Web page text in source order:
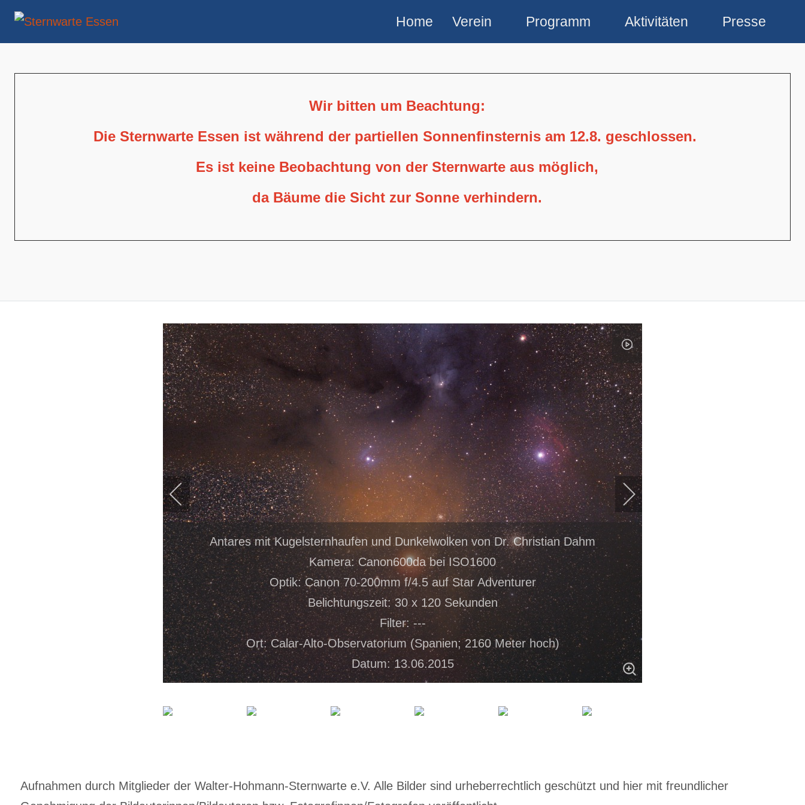
Home Verein Programm Aktivitäten Presse
Wir bitten um Beachtung:
Die Sternwarte Essen ist während der partiellen Sonnenfinsternis am 12.8. geschlossen.
Es ist keine Beobachtung von der Sternwarte aus möglich,
da Bäume die Sicht zur Sonne verhindern.
Antares mit Kugelsternhaufen und Dunkelwolken von Dr. Christian Dahm
Kamera: Canon600da bei ISO1600
Optik: Canon 70-200mm f/4.5 auf Star Adventurer
Belichtungszeit: 30 x 120 Sekunden
Filter: ---
Ort: Calar-Alto-Observatorium (Spanien; 2160 Meter hoch)
Datum: 13.06.2015
Aufnahmen durch Mitglieder der Walter-Hohmann-Sternwarte e.V. Alle Bilder sind urheberrechtlich geschützt und hier mit freundlicher